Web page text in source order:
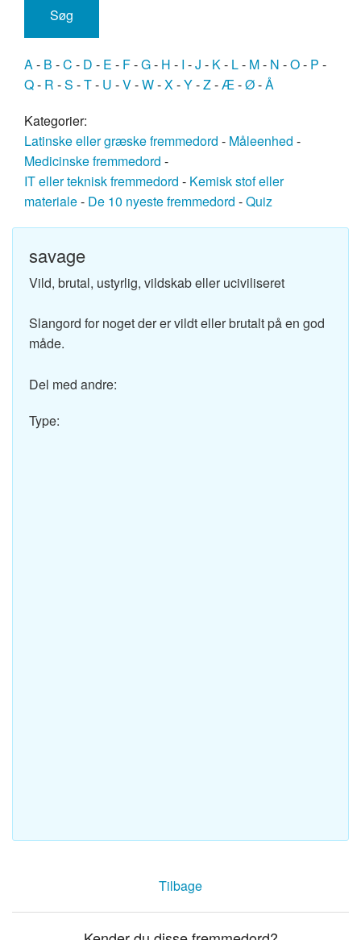
A- B -C - D - E - F-G- H - I -J - K- L- M- N -O- P -
Q- R -S -T- U -V-W-X-Y-Z-Æ-Ø-Å
Kategorier:
Latinske eller græske fremmedord - Måleenhed -
Medicinske fremmedord -
IT eller teknisk fremmedord - Kemisk stof eller
materiale- De 10 nyeste fremmedord -Quiz
savage
Vild, brutal, ustyrlig, vildskab eller uciviliseret
Slangord for noget der er vildt eller brutalt på en god
måde.
Del med andre:
Type:
Tilbage